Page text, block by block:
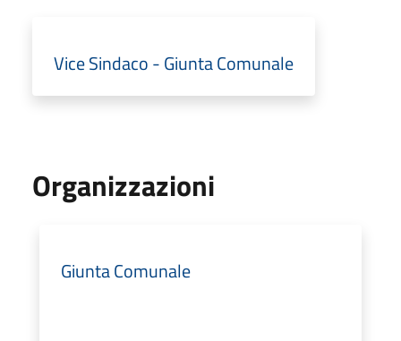
Vice Sindaco - Giunta Comunale
Organizzazioni
Giunta Comunale